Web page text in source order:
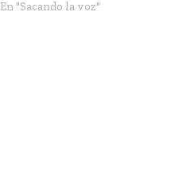
En "Sacando la voz"